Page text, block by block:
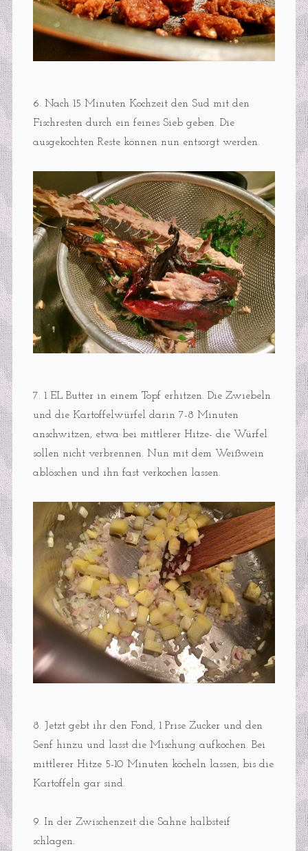
6. Nach 15 Minuten Kochzeit den Sud mit den
Fischresten durch ein feines Sieb geben. Die
ausgekochten Reste können nun entsorgt werden.
7. 1 EL Butter in einem Topf erhitzen. Die Zwiebeln
und die Kartoffelwürfel darin 7-8 Minuten
anschwitzen, etwa bei mittlerer Hitze- die Würfel
sollen nicht verbrennen. Nun mit dem Weißwein
ablöschen und ihn fast verkochen lassen.
8. Jetzt gebt ihr den Fond, 1 Prise Zucker und den
Senf hinzu und lasst die Mischung aufkochen. Bei
mittlerer Hitze 5-10 Minuten köcheln lassen, bis die
Kartoffeln gar sind.
9. In der Zwischenzeit die Sahne halbsteif
schlagen.